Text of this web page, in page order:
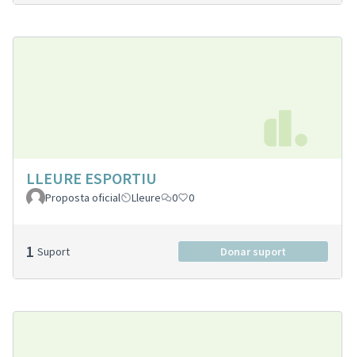
LLEURE ESPORTIU
Proposta oficial Lleure 0 0
1 Suport Donar suport